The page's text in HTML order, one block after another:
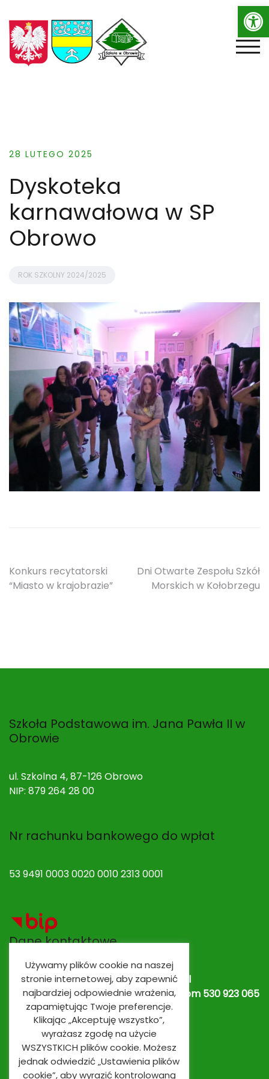
to
content
28 LUTEGO 2025
Dyskoteka
karnawałowa w SP
Obrowo
ROK SZKOLNY 2024/2025
Nawigacja
wpisu
Konkurs recytatorski
“Miasto w krajobrazie”
Dni Otwarte Zespołu Szkół
Morskich w Kołobrzegu
Szkoła Podstawowa im. Jana Pawła II w
Obrowie
ul. Szkolna 4, 87-126 Obrowo
NIP: 879 264 28 00
Nr rachunku bankowego do wpłat
53 9491 0003 0020 0010 2313 0001
Dane kontaktowe
Adres e-mail:spobrowo@spobrowo.pl
Nr telefonu / fax:(56) 674 70 30 tel. kom 530 923 065
530 923 839Oddziały przedszkolne
Używamy plików cookie na naszej
stronie internetowej, aby zapewnić
najbardziej odpowiednie wrażenia,
zapamiętując Twoje preferencje.
Klikając „Akceptuję wszystko”,
wyrażasz zgodę na użycie
WSZYSTKICH plików cookie. Możesz
jednak odwiedzić „Ustawienia plików
cookie”, aby wyrazić kontrolowaną